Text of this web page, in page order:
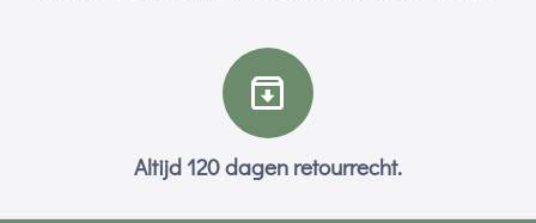
Altijd 120 dagen retourrecht.